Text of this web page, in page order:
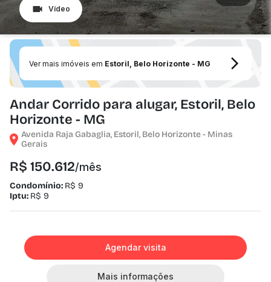
Vídeo
Ver mais imóveis em Estoril, Belo Horizonte - MG
Andar Corrido para alugar, Estoril, Belo
Horizonte - MG
Avenida Raja Gabaglia, Estoril, Belo Horizonte - Minas
Gerais
R$ 150.612/mês
Condomínio: R$ 9
Iptu: R$ 9
Agendar visita
Mais informações